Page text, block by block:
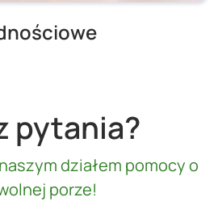
pytania?
działem pomocy o
porze!